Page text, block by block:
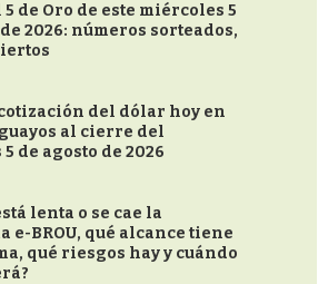
de Oro de este miércoles 5
2026: números sorteados,
del dólar hoy en
al cierre del
de agosto de 2026
lenta o se cae la
e-BROU, qué alcance tiene
qué riesgos hay y cuándo